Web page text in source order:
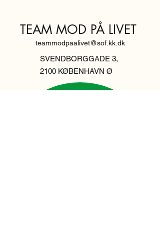
TEAM MOD PÅ LIVET
teammodpaalivet@sof.kk.dk
SVENDBORGGADE 3,
2100 KØBENHAVN Ø